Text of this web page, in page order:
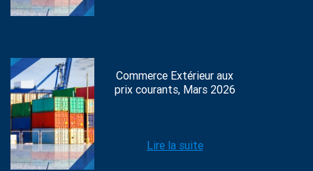
Commerce Extérieur aux
prix courants, Mars 2026
Lire la suite